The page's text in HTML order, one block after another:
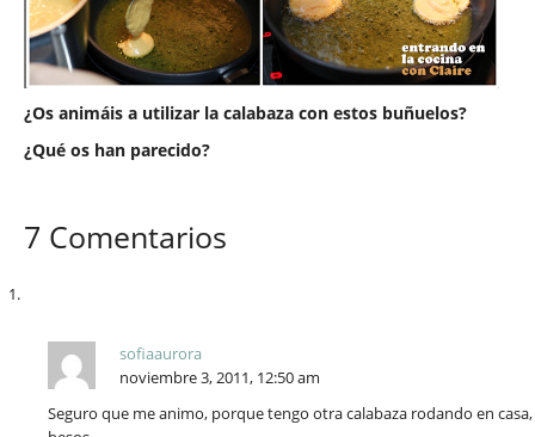
¿Os animáis a utilizar la calabaza con estos buñuelos?
¿Qué os han parecido?
7 Comentarios
sofiaaurora
noviembre 3, 2011, 12:50 am
Seguro que me animo, porque tengo otra calabaza rodando en casa,